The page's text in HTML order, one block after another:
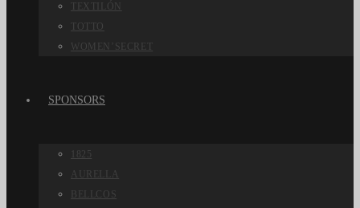
TEXTILÓN
TOTTO
WOMEN’SECRET
SPONSORS
1825
AURELLA
BELLCOS